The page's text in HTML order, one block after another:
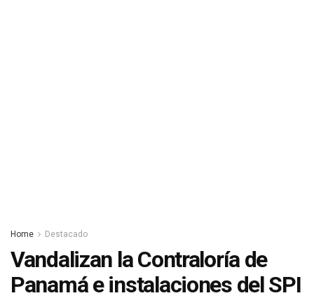
Home Destacado
Vandalizan la Contraloría de
Panamá e instalaciones del SPI